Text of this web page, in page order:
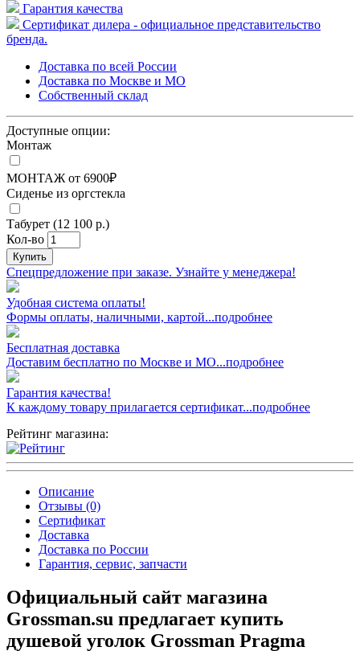
Гарантия качества
Сертификат дилера - официальное представительство
бренда.
Доставка по всей России
Доставка по Москве и МО
Собственный склад
Доступные опции:
Монтаж
МОНТАЖ от 6900₽
Сиденье из оргстекла
Табурет (12 100 р.)
Кол-во
Купить
Спецпредложение при заказе. Узнайте у менеджера!
Удобная система оплаты!
Формы оплаты, наличными, картой...подробнее
Бесплатная доставка
Доставим бесплатно по Москве и МО...подробнее
Гарантия качества!
К каждому товару прилагается сертификат...подробнее
Рейтинг магазина:
Описание
Отзывы (0)
Сертификат
Доставка
Доставка по России
Гарантия, сервис, запчасти
Официальный сайт магазина
Grossman.su предлагает купить
душевой уголок Grossman Pragma